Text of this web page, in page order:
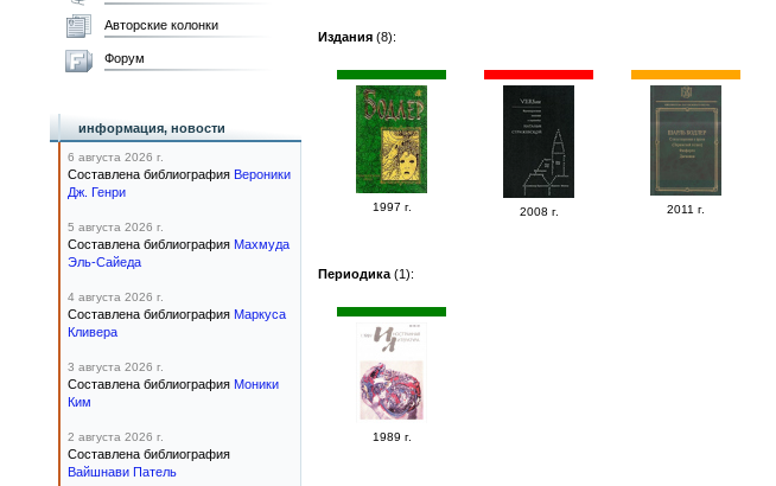
Издания (8):
1997 г. 2008 г. 2011 г.
Периодика (1):
1989 г.
Авторские колонки
Форум
информация, новости
6 августа 2026 г.
Составлена библиография Вероники
Дж. Генри
5 августа 2026 г.
Составлена библиография Махмуда
Эль-Сайеда
4 августа 2026 г.
Составлена библиография Маркуса
Кливера
3 августа 2026 г.
Составлена библиография Моники
Ким
2 августа 2026 г.
Составлена библиография
Вайшнави Патель